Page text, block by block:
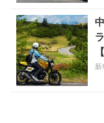
新